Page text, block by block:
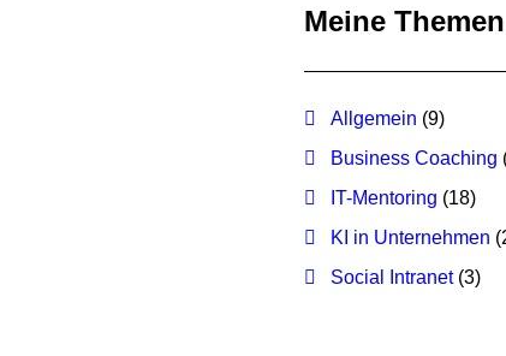
Meine Themen
Allgemein (9)
Business Coaching
IT-Mentoring (18)
KI in Unternehmen
Social Intranet(3)